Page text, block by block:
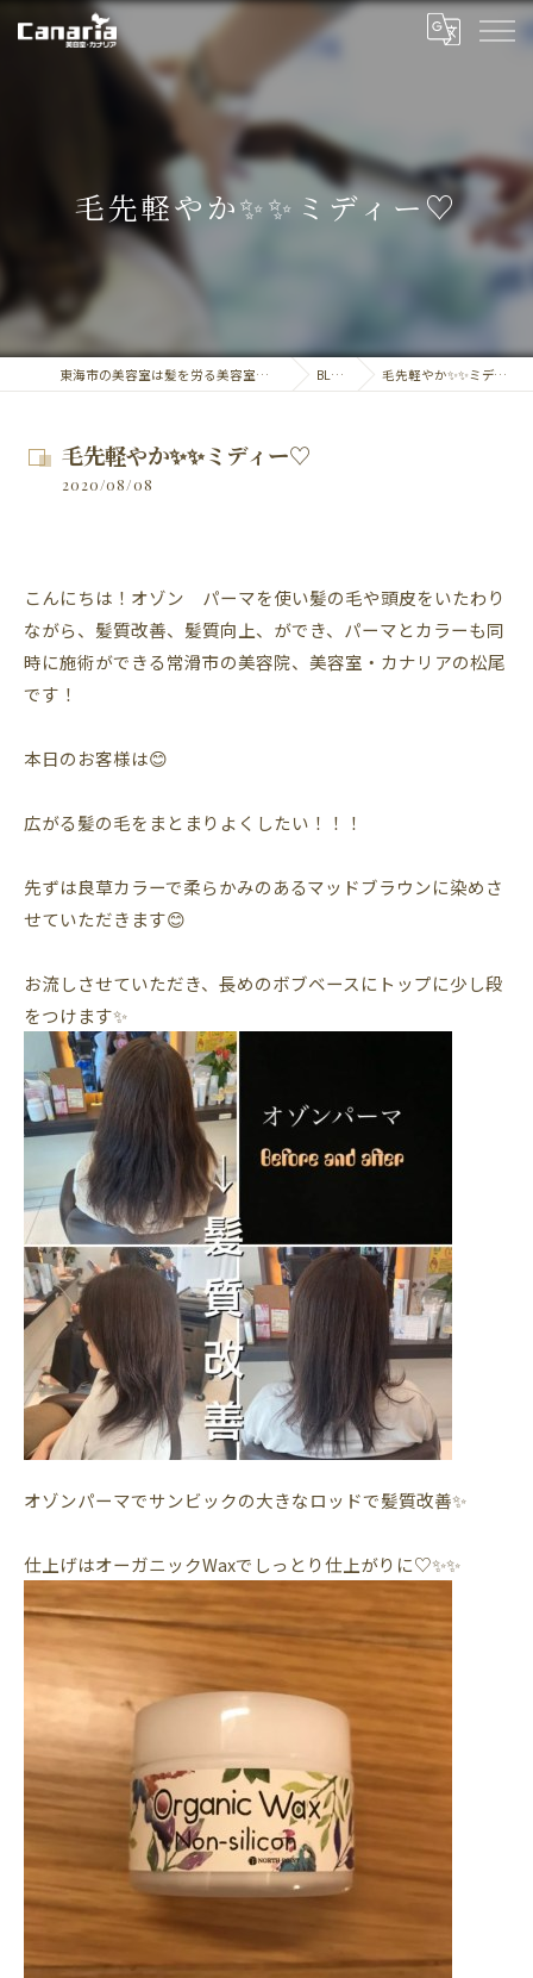
毛先軽やか✨✨ミディー♡
東海市の美容室は髪を労る美容室・カナリア BLOG 毛先軽やか✨✨ミディー♡
毛先軽やか✨✨ミディー♡
2020/08/08
こんにちは！オゾン パーマを使い髪の毛や頭皮をいたわり
ながら、髪質改善、髪質向上、ができ、パーマとカラーも同
時に施術ができる常滑市の美容院、美容室・カナリアの松尾
です！
本日のお客様は😊
広がる髪の毛をまとまりよくしたい！！！
先ずは良草カラーで柔らかみのあるマッドブラウンに染めさ
せていただきます😊
お流しさせていただき、長めのボブベースにトップに少し段
をつけます✨
オゾンパーマでサンビックの大きなロッドで髪質改善✨
仕上げはオーガニックWaxでしっとり仕上がりに♡✨✨